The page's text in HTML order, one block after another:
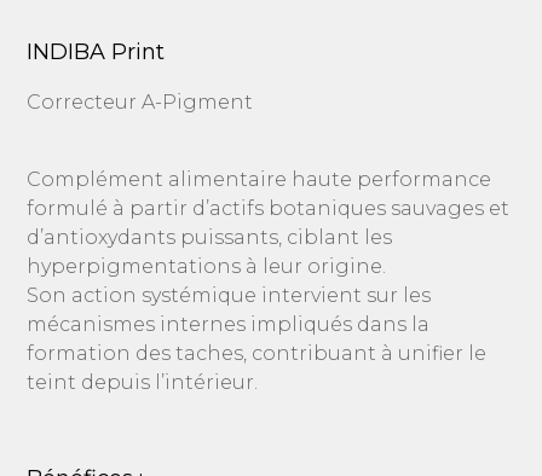
INDIBA Print
Correcteur A-Pigment
Complément alimentaire haute performance
formulé à partir d’actifs botaniques sauvages et
d’antioxydants puissants, ciblant les
hyperpigmentations à leur origine.
Son action systémique intervient sur les
mécanismes internes impliqués dans la
formation des taches, contribuant à unifier le
teint depuis l’intérieur.